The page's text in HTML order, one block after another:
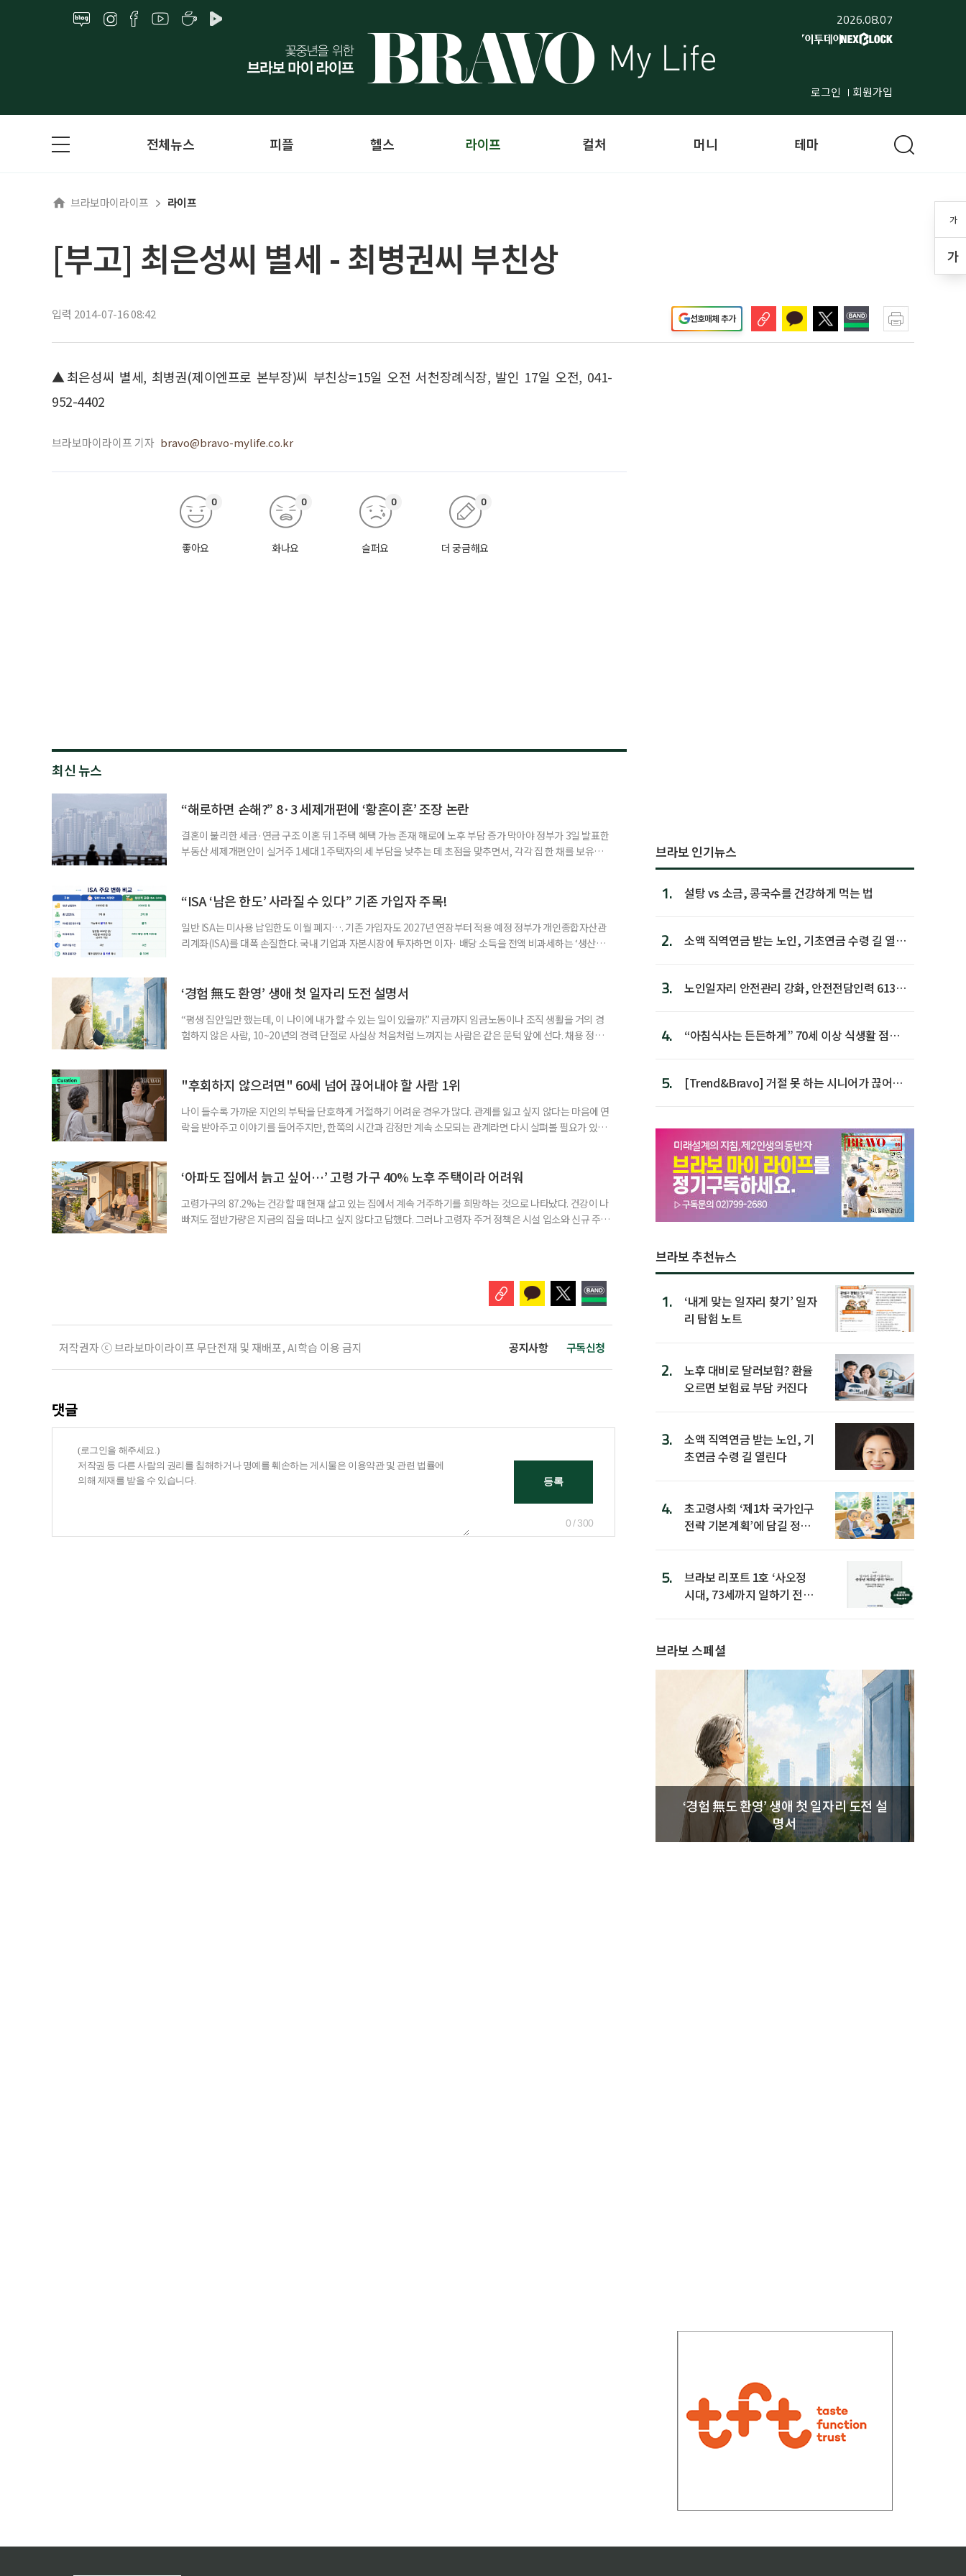
2026.08.07
로그인 회원가입
가
가
전체뉴스 피플 헬스 라이프 컬처 머니 테마
브라보마이라이프 라이프
[부고] 최은성씨 별세 - 최병권씨 부친상
입력 2014-07-16 08:42 선호매체 추가
▲최은성씨 별세, 최병권(제이엔프로 본부장)씨 부친상=15일 오전 서천장례식장, 발인 17일 오전, 041-
952-4402
브라보마이라이프 기자 bravo@bravo-mylife.co.kr
좋아요
0
화나요
0
슬퍼요
0
더 궁금해요
0
최신 뉴스
“해로하면 손해?” 8·3 세제개편에 ‘황혼이혼’ 조장 논란
결혼이 불리한 세금·연금 구조 이혼 뒤 1주택 혜택 가능 존재 해로에 노후 부담 증가 막아야 정부가 3일 발표한
부동산 세제개편안이 실거주 1세대 1주택자의 세 부담을 낮추는 데 초점을 맞추면서, 각각 집 한 채를 보유한
부가 각자 집 한 채씩을 보유하면 한 세대가 두 채를 가진 것으로 보지만, 실제 이혼해 주거와 생계를 분
“ISA ‘남은 한도’ 사라질 수 있다” 기존 가입자 주목!
일반 ISA는 미사용 납입한도 이월 폐지…. 기존 가입자도 2027년 연장부터 적용 예정 정부가 개인종합자산관
리계좌(ISA)를 대폭 손질한다. 국내 기업과 자본시장에 투자하면 이자· 배당 소득을 전액 비과세하는 ‘생산적
기 때문이다. 지난 3일 발표된 세제개편안이 국회 통과 후 그대로 시행된다면 법 시행 전 본
‘경험 無도 환영’ 생애 첫 일자리 도전 설명서
“평생 집안일만 했는데, 이 나이에 내가 할 수 있는 일이 있을까.” 지금까지 임금노동이나 조직 생활을 거의 경
험하지 않은 사람, 10~20년의 경력 단절로 사실상 처음처럼 느껴지는 사람은 같은 문턱 앞에 선다. 채용 정보를
경험이 풍부한 고령자는 중요한 국가 자원이다. 박경하 한국노인인력개발원 선임연구위
"후회하지 않으려면" 60세 넘어 끊어내야 할 사람 1위
나이 들수록 가까운 지인의 부탁을 단호하게 거절하기 어려운 경우가 많다. 관계를 잃고 싶지 않다는 마음에 연
락을 받아주고 이야기를 들어주지만, 한쪽의 시간과 감정만 계속 소모되는 관계라면 다시 살펴볼 필요가 있다.
게 여기며, 거절하는 순간 태도를 바꾸는 행동도 건강한 관계와는 거리가 멀다. 믿고 털어놓은 개인사나 약점을
‘아파도 집에서 늙고 싶어…’ 고령 가구 40% 노후 주택이라 어려워
고령가구의 87.2%는 건강할 때 현재 살고 있는 집에서 계속 거주하기를 희망하는 것으로 나타났다. 건강이 나
빠져도 절반가량은 지금의 집을 떠나고 싶지 않다고 답했다. 그러나 고령자 주거 정책은 시설 입소와 신규 주택
저작권자 ⓒ 브라보마이라이프 무단전재 및 재배포, AI학습 이용 금지 공지사항 구독신청
댓글
0 / 300
브라보 인기뉴스
1. 설탕 vs 소금, 콩국수를 건강하게 먹는 법
2.
소액 직역연금 받는 노인, 기초연금 수령 길 열린
3.
노인일자리 안전관리 강화, 안전전담인력 613명
4.
“아침식사는 든든하게” 70세 이상 식생활 점수
5.
[Trend&Bravo] 거절 못 하는 시니어가 끊어야
브라보 추천뉴스
1.
‘내게 맞는 일자리 찾기’ 일자
리 탐험 노트
2.
노후 대비로 달러보험? 환율
오르면 보험료 부담 커진다
3.
소액 직역연금 받는 노인, 기
초연금 수령 길 열린다
4.
초고령사회 ‘제1차 국가인구
전략 기본계획’에 담길 정책
5.
브라보 리포트 1호 ‘사오정
시대, 73세까지 일하기 전략’
브라보 스페셜
‘경험 無도 환영’ 생애 첫 일자리 도전 설
명서